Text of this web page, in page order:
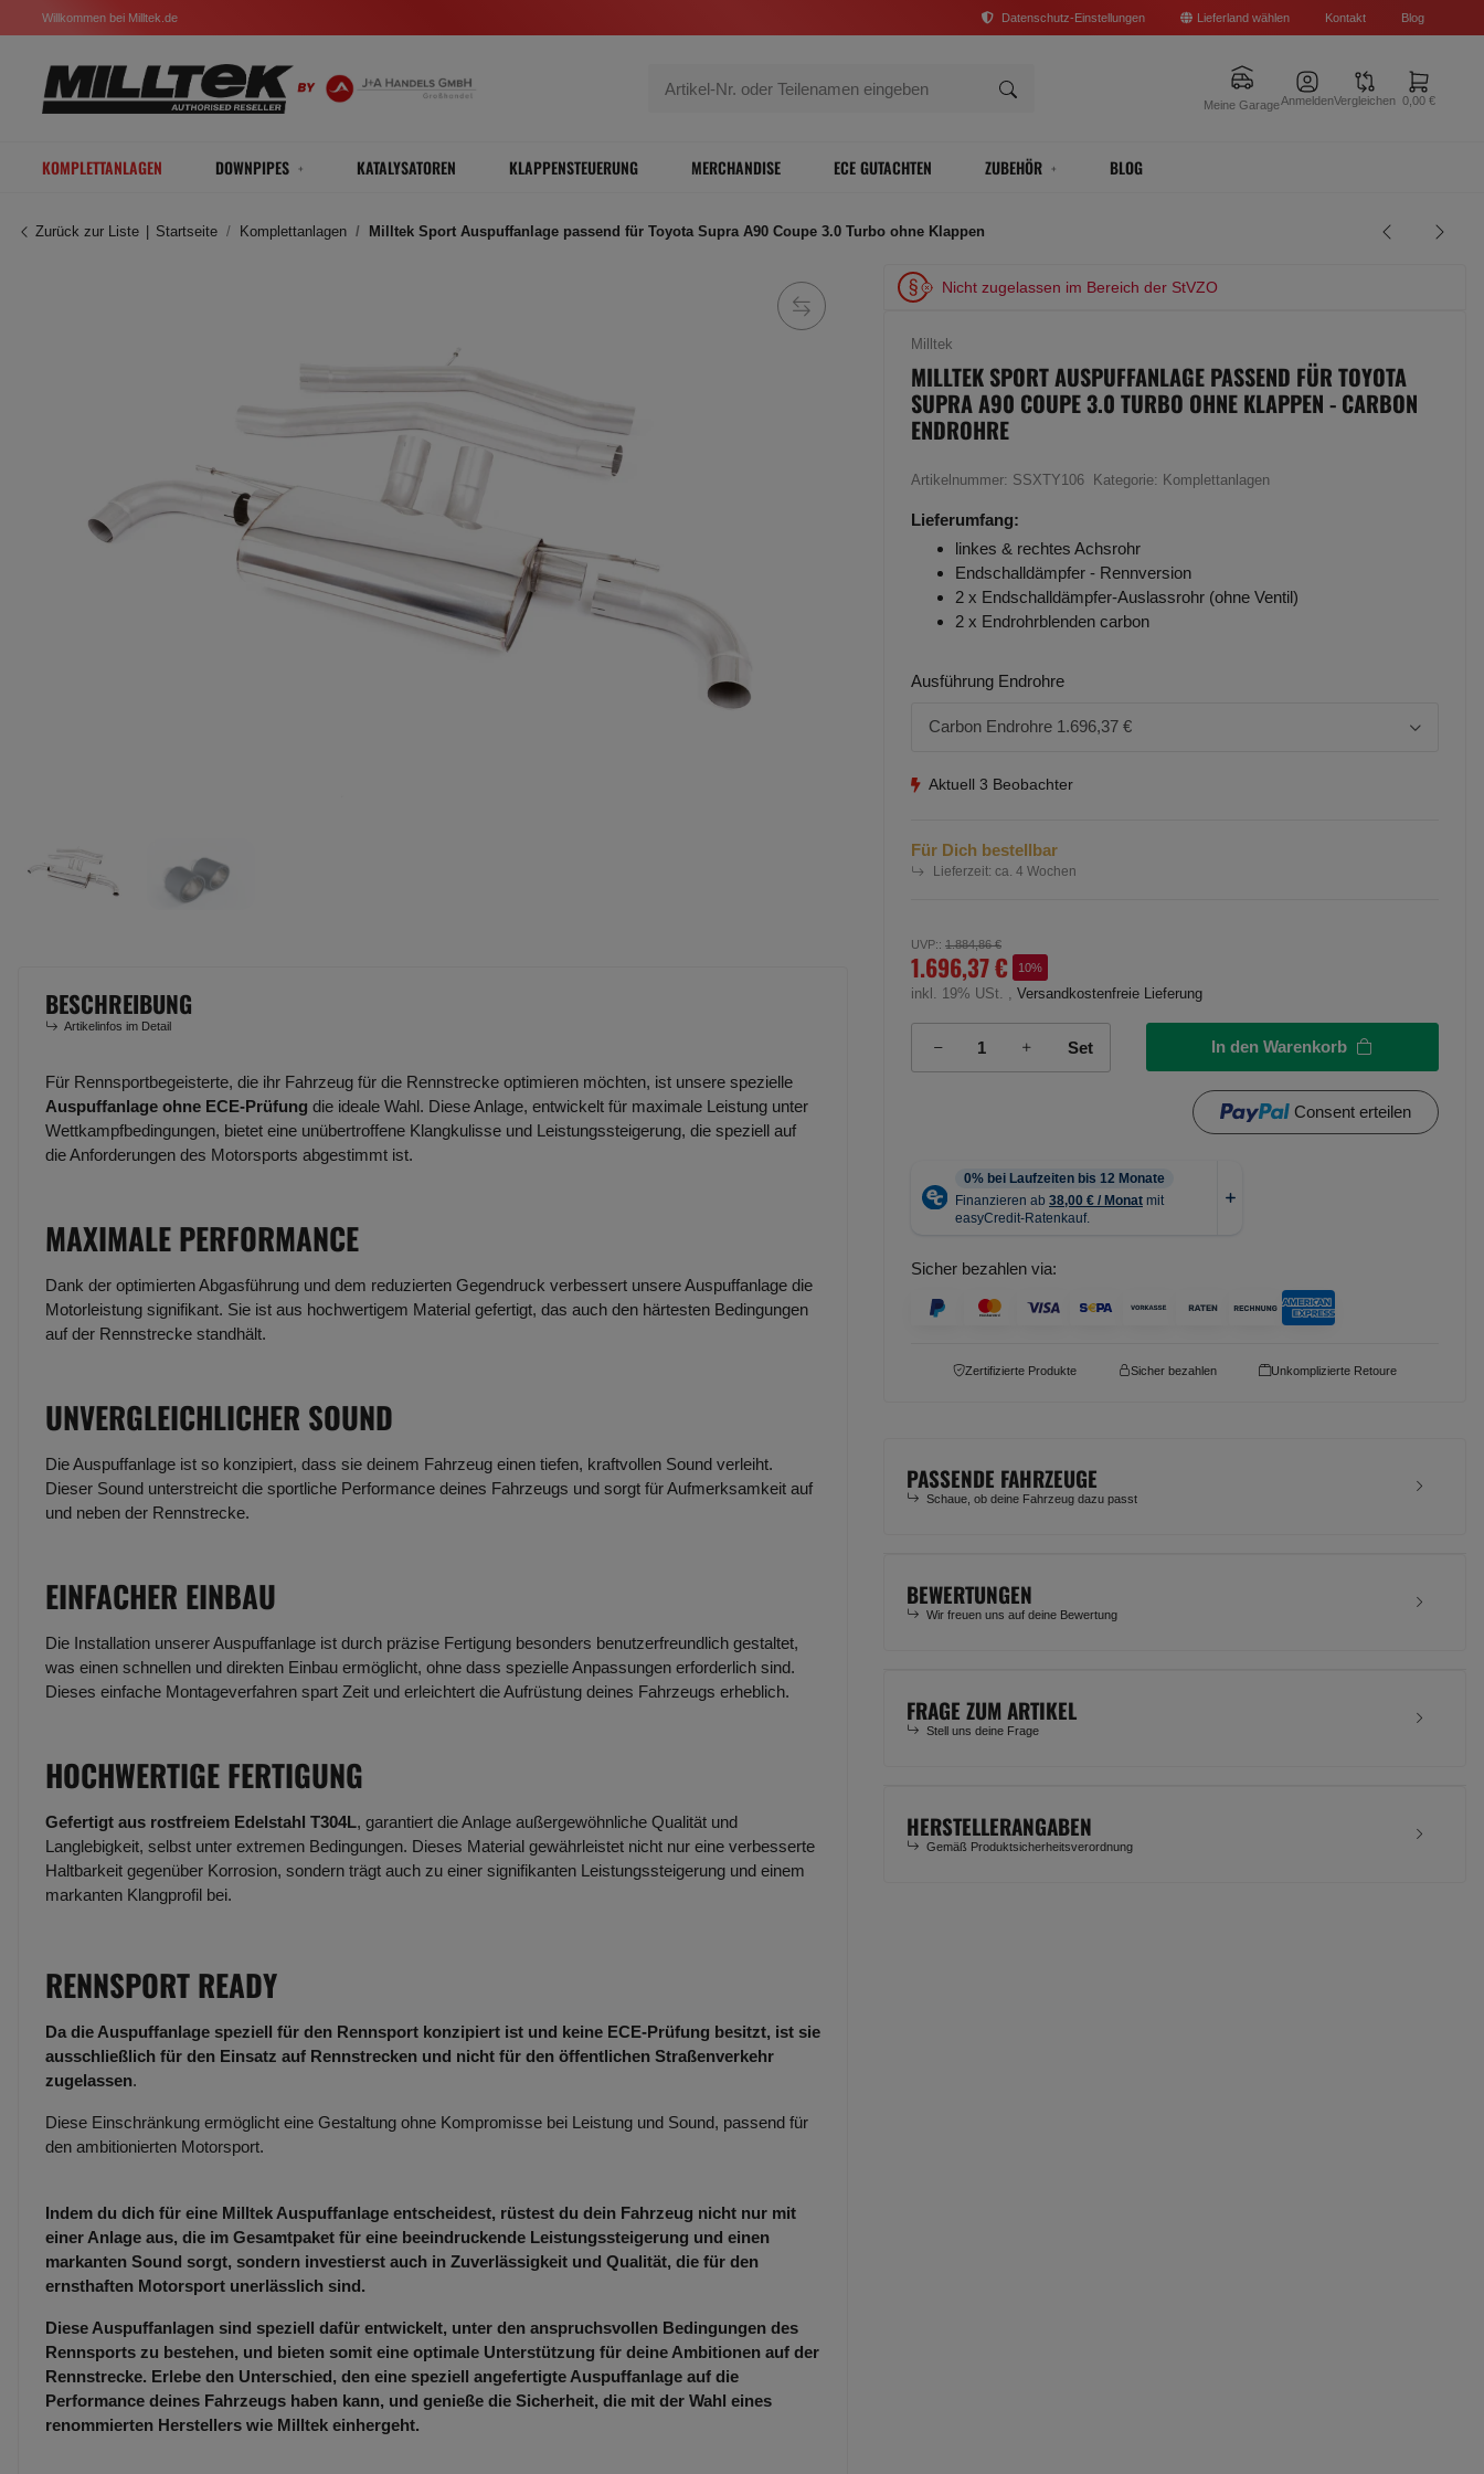
Willkommen bei Milltek.de Datenschutz-Einstellungen Lieferland wählen Kontakt Blog
Meine GarageAnmeldenVergleichen 0,00 €
KOMPLETTANLAGEN DOWNPIPES KATALYSATOREN KLAPPENSTEUERUNG MERCHANDISE ECE GUTACHTEN ZUBEHÖR BLOG
Zurück zur Liste Startseite Komplettanlagen Milltek Sport Auspuffanlage passend für Toyota Supra A90 Coupe 3.0 Turbo ohne Klappen
Nicht zugelassen im Bereich der StVZO
Milltek
MILLTEK SPORT AUSPUFFANLAGE PASSEND FÜR TOYOTA
SUPRA A90 COUPE 3.0 TURBO OHNE KLAPPEN - CARBON
ENDROHRE
Artikelnummer: SSXTY106 Kategorie: Komplettanlagen
Lieferumfang:
linkes & rechtes Achsrohr
Endschalldämpfer - Rennversion
2 x Endschalldämpfer-Auslassrohr (ohne Ventil)
2 x Endrohrblenden carbon
Ausführung Endrohre
Carbon Endrohre 1.696,37 €
Aktuell 3 Beobachter
Für Dich bestellbar
Lieferzeit: ca. 4 Wochen
UVP:: 1.884,86 €
1.696,37 € 10%
inkl. 19% USt. , Versandkostenfreie Lieferung
Set In den Warenkorb
Consent erteilen
Sicher bezahlen via:
Zertifizierte Produkte Sicher bezahlen Unkomplizierte Retoure
PASSENDE FAHRZEUGE
Schaue, ob deine Fahrzeug dazu passt
BEWERTUNGEN
Wir freuen uns auf deine Bewertung
FRAGE ZUM ARTIKEL
Stell uns deine Frage
HERSTELLERANGABEN
Gemäß Produktsicherheitsverordnung
BESCHREIBUNG
Artikelinfos im Detail
Für Rennsportbegeisterte, die ihr Fahrzeug für die Rennstrecke optimieren möchten, ist unsere spezielle
Auspuffanlage ohne ECE-Prüfung die ideale Wahl. Diese Anlage, entwickelt für maximale Leistung unter
Wettkampfbedingungen, bietet eine unübertroffene Klangkulisse und Leistungssteigerung, die speziell auf
die Anforderungen des Motorsports abgestimmt ist.
MAXIMALE PERFORMANCE
Dank der optimierten Abgasführung und dem reduzierten Gegendruck verbessert unsere Auspuffanlage die
Motorleistung signifikant. Sie ist aus hochwertigem Material gefertigt, das auch den härtesten Bedingungen
auf der Rennstrecke standhält.
UNVERGLEICHLICHER SOUND
Die Auspuffanlage ist so konzipiert, dass sie deinem Fahrzeug einen tiefen, kraftvollen Sound verleiht.
Dieser Sound unterstreicht die sportliche Performance deines Fahrzeugs und sorgt für Aufmerksamkeit auf
und neben der Rennstrecke.
EINFACHER EINBAU
Die Installation unserer Auspuffanlage ist durch präzise Fertigung besonders benutzerfreundlich gestaltet,
was einen schnellen und direkten Einbau ermöglicht, ohne dass spezielle Anpassungen erforderlich sind.
Dieses einfache Montageverfahren spart Zeit und erleichtert die Aufrüstung deines Fahrzeugs erheblich.
HOCHWERTIGE FERTIGUNG
Gefertigt aus rostfreiem Edelstahl T304L, garantiert die Anlage außergewöhnliche Qualität und
Langlebigkeit, selbst unter extremen Bedingungen. Dieses Material gewährleistet nicht nur eine verbesserte
Haltbarkeit gegenüber Korrosion, sondern trägt auch zu einer signifikanten Leistungssteigerung und einem
markanten Klangprofil bei.
RENNSPORT READY
Da die Auspuffanlage speziell für den Rennsport konzipiert ist und keine ECE-Prüfung besitzt, ist sie
ausschließlich für den Einsatz auf Rennstrecken und nicht für den öffentlichen Straßenverkehr
zugelassen.
Diese Einschränkung ermöglicht eine Gestaltung ohne Kompromisse bei Leistung und Sound, passend für
den ambitionierten Motorsport.
Indem du dich für eine Milltek Auspuffanlage entscheidest, rüstest du dein Fahrzeug nicht nur mit
einer Anlage aus, die im Gesamtpaket für eine beeindruckende Leistungssteigerung und einen
markanten Sound sorgt, sondern investierst auch in Zuverlässigkeit und Qualität, die für den
ernsthaften Motorsport unerlässlich sind.
Diese Auspuffanlagen sind speziell dafür entwickelt, unter den anspruchsvollen Bedingungen des
Rennsports zu bestehen, und bieten somit eine optimale Unterstützung für deine Ambitionen auf der
Rennstrecke. Erlebe den Unterschied, den eine speziell angefertigte Auspuffanlage auf die
Performance deines Fahrzeugs haben kann, und genieße die Sicherheit, die mit der Wahl eines
renommierten Herstellers wie Milltek einhergeht.